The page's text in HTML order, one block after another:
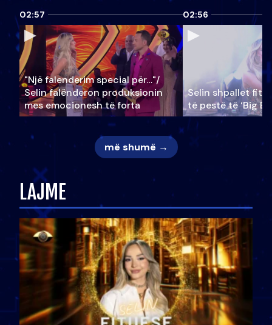
02:57
"Një falenderim special për…"/
Selin falënderon produksionin
mes emocionesh të forta
02:56
Selin shpallet
të pestë të ‘Big
më shumë →
LAJME